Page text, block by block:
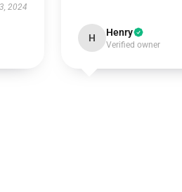
2024
H Henry
Verified owner